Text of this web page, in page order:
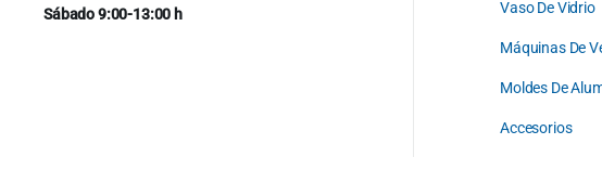
Sábado 9:00-13:00 h
Vaso De Vidrio
Máquinas De
Moldes De
Accesorios